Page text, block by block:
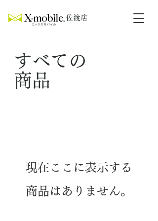
​佐渡店
すべての
​商品
現在ここに表示する
商品はありません。